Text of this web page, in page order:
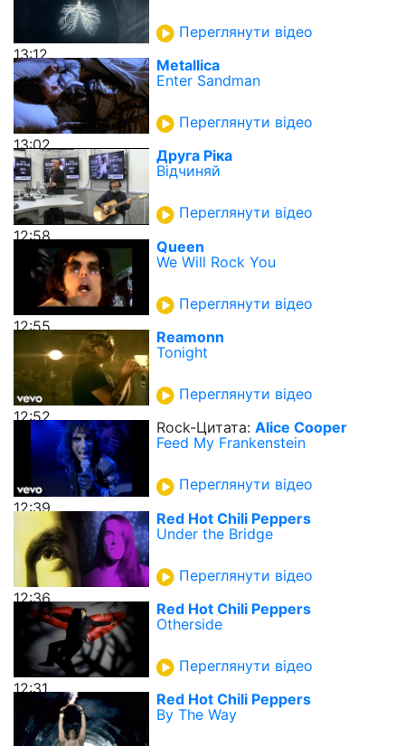
13:12
Переглянути відео
13:02
Metallica
Enter Sandman
Переглянути відео
12:58
Друга Ріка
Відчиняй
Переглянути відео
12:55
Queen
We Will Rock You
Переглянути відео
12:52
Reamonn
Tonight
Переглянути відео
12:39
Rock-Цитата: Alice Cooper
Feed My Frankenstein
Переглянути відео
12:36
Red Hot Chili Peppers
Under the Bridge
Переглянути відео
12:31
Red Hot Chili Peppers
Otherside
Переглянути відео
Red Hot Chili Peppers
By The Way